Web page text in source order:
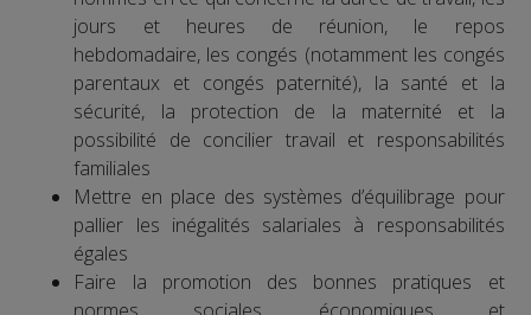
jours et heures de réunion, le repos
hebdomadaire, les congés (notamment les congés
parentaux et congés paternité), la santé et la
sécurité, la protection de la maternité et la
possibilité de concilier travail et responsabilités
familiales
Mettre en place des systèmes d’équilibrage pour
pallier les inégalités salariales à responsabilités
égales
Faire la promotion des bonnes pratiques et